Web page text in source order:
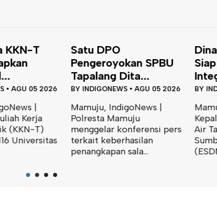
DPO
SPBU
Dita...
•AGU 05 2026
IndigoNews |
Mamuju
konferensi pers
keberhasilan
sala...
Dinas ESDM Sulbar
Siap Perkuat
Integrasi...
BYINDIGONEWS •JUL 31 2026
Mamuju, IndigoNews |
Kepala Bidang Geologi dan
Air Tanah Dinas Energi dan
Sumber Daya Mineral
(ESDM)...